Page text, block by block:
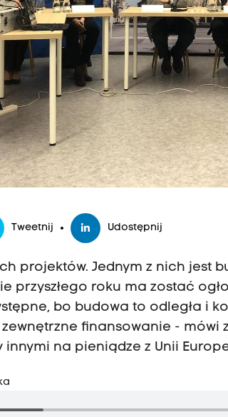
Tweetnij Udostępnij
projektów. Jednym z nich jest
przyszłego roku ma zostać
bo budowa to odległa i
finansowanie - mówi
innymi na pieniądze z Unii